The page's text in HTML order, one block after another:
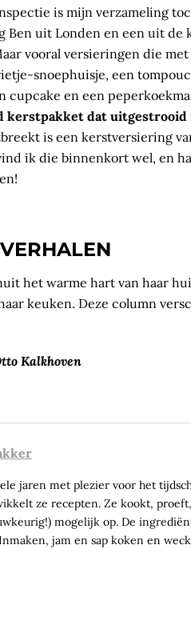
is mijn verzameling
Ben uit Londen en een uit de
vooral versieringen die
snoephuisje, een
cupcake en een
kerstpakket dat uitgestrooid
is een kerstversiering
ik die binnenkort wel, en
het warme hart van haar
keuken. Deze column
Kalkhoven
jaren met plezier voor het
ze recepten. Ze kookt,
mogelijk op. De
jam en sap koken en